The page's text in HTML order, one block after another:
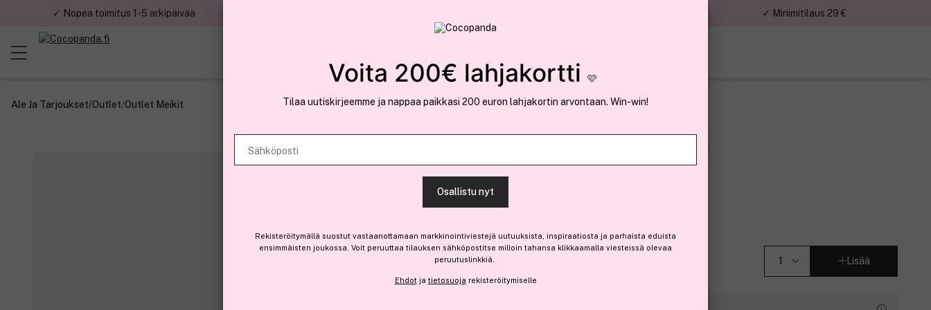
✓ Nopea toimitus 1-5 arkipäivää ✓ Minimitilaus 29 €
Ale Ja Tarjoukset/Outlet/Outlet Meikit
MAC
Strobe Dewy Skin Tint Deep 2 30ml
-20% Vain 3 varastossa
24,40 € Lisää
Voita 200€ lahjakortti 🩷
Tilaa uutiskirjeemme ja nappaa paikkasi 200 euron lahjakortin arvontaan. Win-win!
Sähköposti
Osallistu nyt
Rekisteröitymällä suostut vastaanottamaan markkinointiviestejä uutuuksista, inspiraatiosta ja parhaista eduista
ensimmäisten joukossa. Voit peruuttaa tilauksen sähköpostitse milloin tahansa klikkaamalla viesteissä olevaa
peruutuslinkkiä.
Ehdotja tietosuoja rekisteröitymiselle